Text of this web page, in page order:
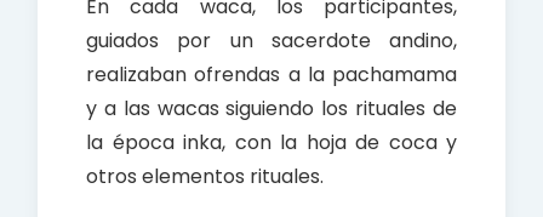
En cada waca, los participantes,
guiados por un sacerdote andino,
realizaban ofrendas a la pachamama
y a las wacas siguiendo los rituales de
la época inka, con la hoja de coca y
otros elementos rituales.